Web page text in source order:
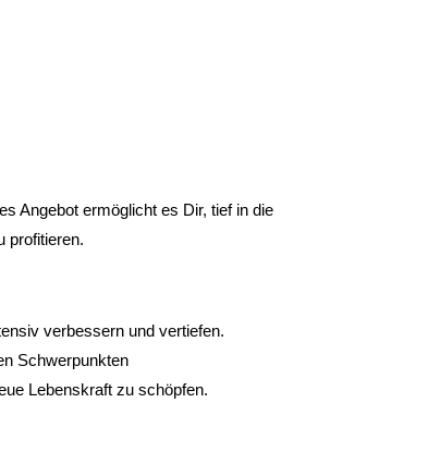
Angebot ermöglicht es Dir, tief in die
profitieren.
verbessern und vertiefen.
Schwerpunkten
Lebenskraft zu schöpfen.